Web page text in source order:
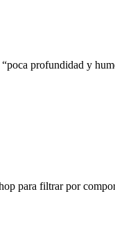
profundidad y
para filtrar por